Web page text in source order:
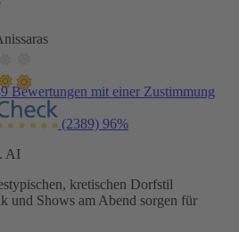
Bewertungen mit einer Zustimmung
(2389) 96%
AI
kretischen Dorfstil
und Shows am Abend sorgen für